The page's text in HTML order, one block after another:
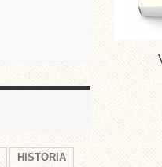
HISTORIA